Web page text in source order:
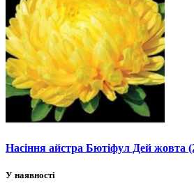
Насіння айстра Бютіфул Дей жовта
У наявності